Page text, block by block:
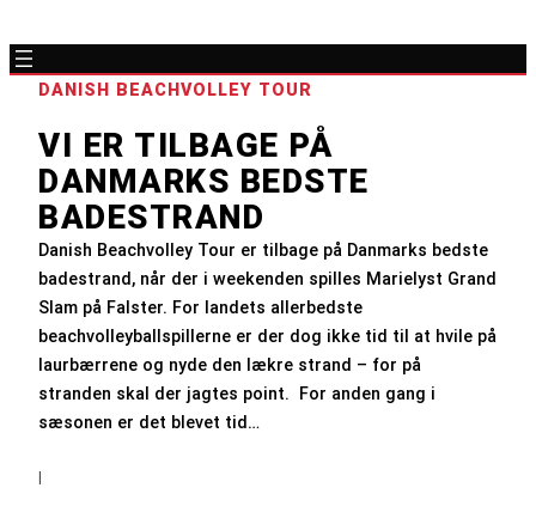
DANISH BEACHVOLLEY TOUR
VI ER TILBAGE PÅ
DANMARKS BEDSTE
BADESTRAND
Danish Beachvolley Tour er tilbage på Danmarks bedste
badestrand, når der i weekenden spilles Marielyst Grand
Slam på Falster. For landets allerbedste
beachvolleyballspillerne er der dog ikke tid til at hvile på
laurbærrene og nyde den lækre strand – for på
stranden skal der jagtes point. For anden gang i
sæsonen er det blevet tid…
|